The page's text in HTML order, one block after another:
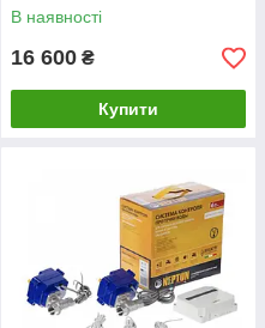
В наявності
16 600 ₴
Купити